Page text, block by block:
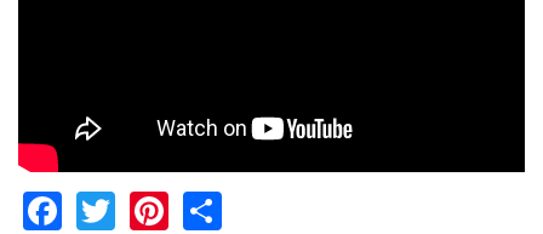
Facebook
TwitterPinterest